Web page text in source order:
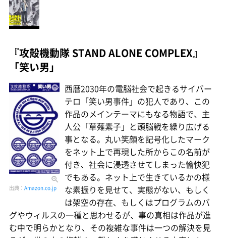
『攻殻機動隊 STAND ALONE COMPLEX』
「笑い男」
出典： Amazon.co.jp
西暦2030年の電脳社会で起きるサイバー
テロ「笑い男事件」の犯人であり、この
作品のメインテーマにもなる物語で、主
人公「草薙素子」と頭脳戦を繰り広げる
事となる。丸い笑顔を記号化したマーク
をネット上で再現した所からこの名前が
付き、社会に浸透させてしまった愉快犯
でもある。ネット上で生きているかの様
な素振りを見せて、実態がない、もしく
は架空の存在、もしくはプログラムのバ
グやウィルスの一種と思わせるが、事の真相は作品が進
む中で明らかとなり、その複雑な事件は一つの解決を見